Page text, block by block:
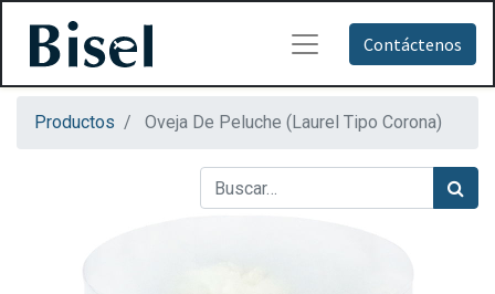
Contáctenos
Productos Oveja De Peluche (Laurel Tipo Corona)